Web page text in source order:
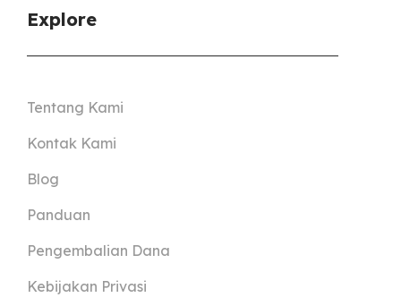
Explore
Tentang Kami
Kontak Kami
Blog
Panduan
Pengembalian Dana
Kebijakan Privasi